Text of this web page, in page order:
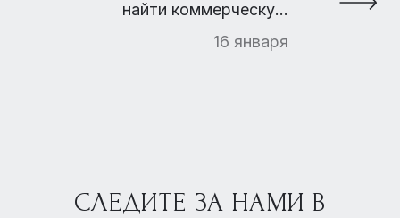
найти коммерческую
недвижимость — выбрать и
арендовать
16 января
СЛЕДИТЕ ЗА НАМИ В